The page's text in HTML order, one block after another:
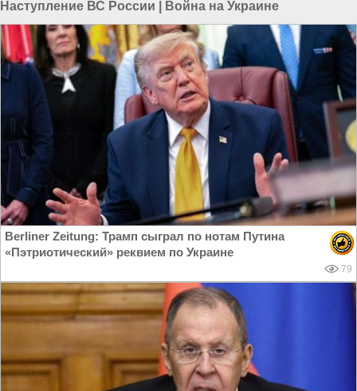
Наступление ВС России
Война на Украине
Berliner Zeitung: Трамп сыграл по нотам Путина
«Пэтриотический» реквием по Украине
79